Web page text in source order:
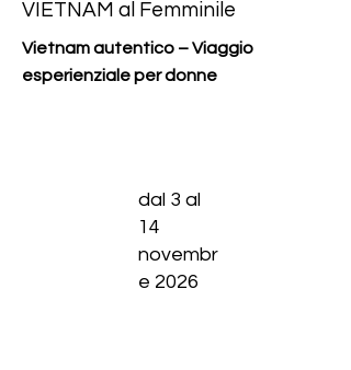
VIETNAM al Femminile
Vietnam autentico – Viaggio
esperienziale per donne
dal 3 al
14
novembr
e 2026